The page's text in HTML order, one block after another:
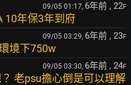
09/05 01:17, 6年前 , 22F
10年保3年到府
09/05 03:29, 6年前 , 23F
境下750w
09/05 03:30, 6年前 , 24F
老psu擔心倒是可以理解